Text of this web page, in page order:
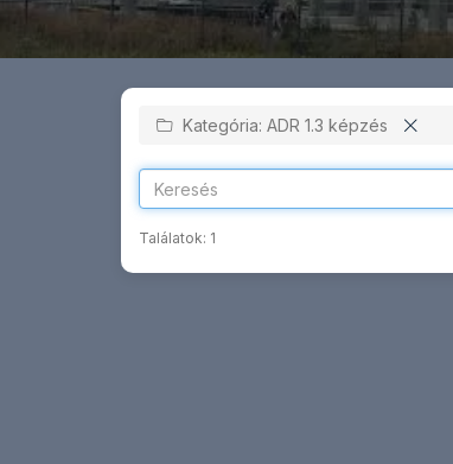
Kategória: ADR 1.3 képzés
Találatok: 1